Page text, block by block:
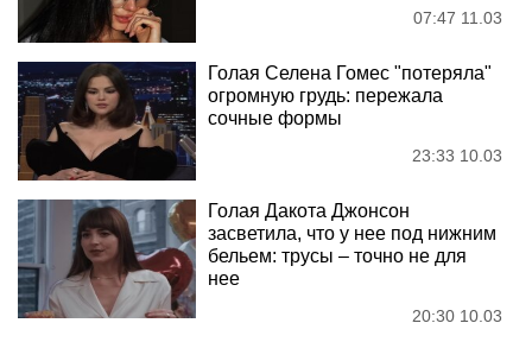
07:47 11.03
Голая Селена Гомес "потеряла"
огромную грудь: пережала
сочные формы
23:33 10.03
Голая Дакота Джонсон
засветила, что у нее под нижним
бельем: трусы – точно не для
нее
20:30 10.03